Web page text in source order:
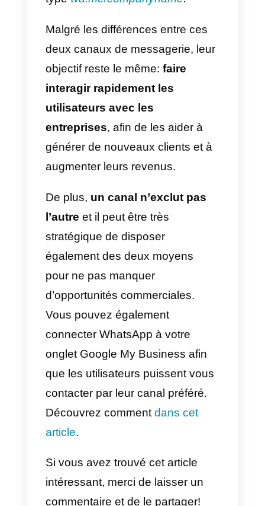
3) Appuyez sur Menu –
> Paramètres des messages
4) Activez ou désactivez le
1) Sur votre iPhone ou iPad,
ouvrez l’application Google Maps
2) Appuyez sur Actualités –
> Messages–>
Astuce: Sur votre ordinateur, à
l’aide de la recherche Google,
sélectionnez
Messages
3) Appuyez sur Plus
>Paramètres
4) Activez ou désactivez
les Messages.